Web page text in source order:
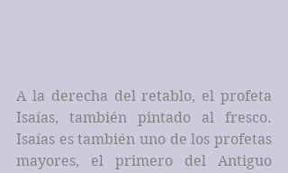
A la derecha del retablo, el profeta
Isaías, también pintado al fresco.
Isaías es también uno de los profetas
mayores, el primero del Antiguo